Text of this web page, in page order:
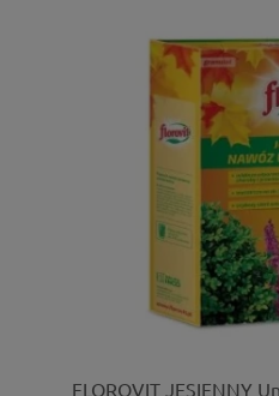
FLOROVIT JESIENNY